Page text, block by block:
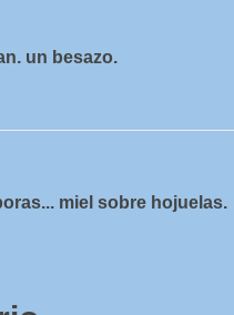
un besazo.
miel sobre hojuelas.